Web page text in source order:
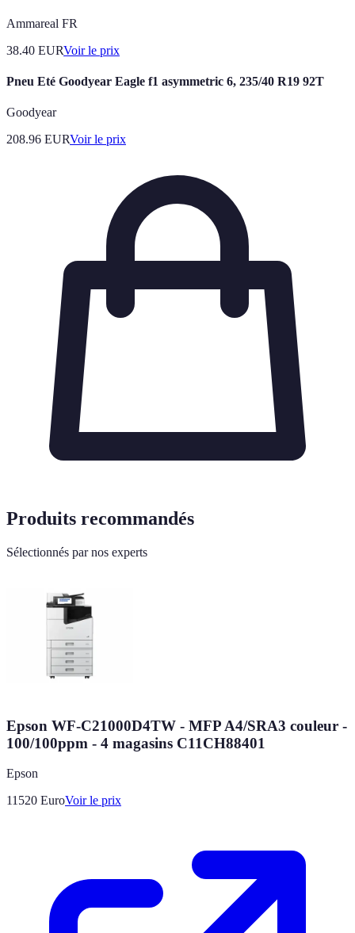
Ammareal FR
38.40 EURVoir le prix
Pneu Eté Goodyear Eagle f1 asymmetric 6, 235/40 R19 92T
Goodyear
208.96 EURVoir le prix
Produits recommandés
Sélectionnés par nos experts
Epson WF-C21000D4TW - MFP A4/SRA3 couleur -
100/100ppm - 4 magasins C11CH88401
Epson
11520 EuroVoir le prix